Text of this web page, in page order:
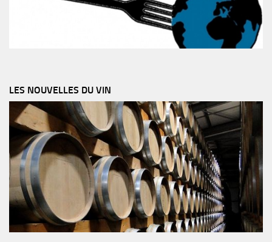
LES NOUVELLES DU VIN